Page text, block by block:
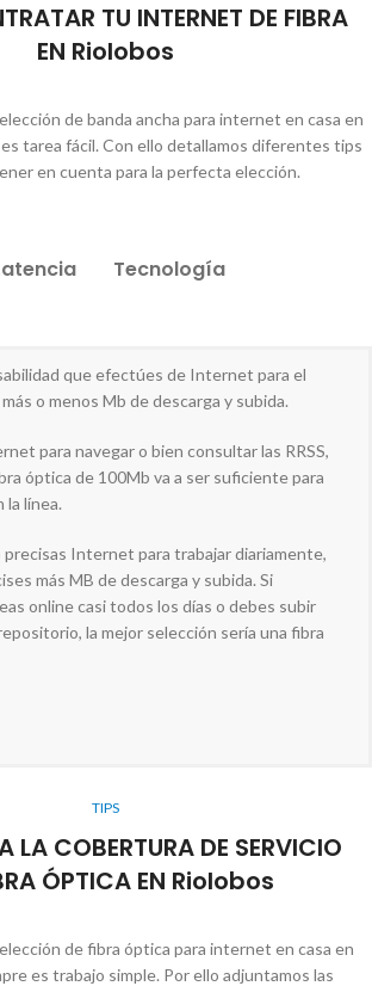
TU INTERNET DE FIBRA
EN Riolobos
de banda ancha para internet en casa en
tarea fácil. Con ello detallamos diferentes tips
en cuenta para la perfecta elección.
Tecnología
que efectúes de Internet para el
o menos Mb de descarga y subida.
para navegar o bien consultar las RRSS,
óptica de 100Mb va a ser suficiente para
línea.
precisas Internet para trabajar diariamente,
más MB de descarga y subida. Si
online casi todos los días o debes subir
la mejor selección sería una fibra
TIPS
LA COBERTURA DE SERVICIO
ÓPTICA EN Riolobos
de fibra óptica para internet en casa en
es trabajo simple. Por ello adjuntamos las